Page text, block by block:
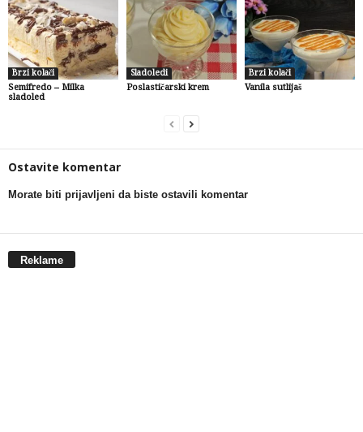
Brzi kolači
Semifredo – Milka
sladoled
Sladoledi
Poslastičarski krem
Brzi kolači
Vanila sutlijaš
Ostavite komentar
Morate biti prijavljeni da biste ostavili komentar
Reklame